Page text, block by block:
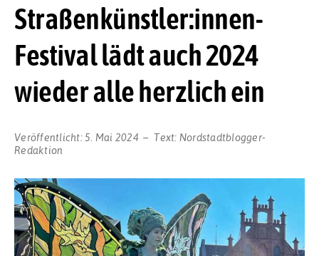
Straßenkünstler:innen-
Festival lädt auch 2024
wieder alle herzlich ein
Veröffentlicht:5. Mai 2024 Text: Nordstadtblogger-
Redaktion